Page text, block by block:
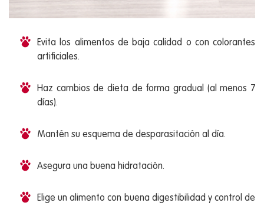
Evita los alimentos de baja calidad o con colorantes
artificiales.
Haz cambios de dieta de forma gradual (al menos 7
días).
Mantén su esquema de desparasitación al día.
Asegura una buena hidratación.
Elige un alimento con buena digestibilidad y control de